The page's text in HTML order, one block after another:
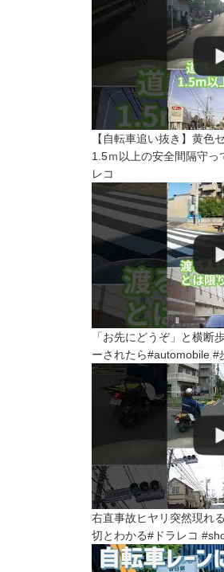
【自転車追い抜き】黄色
1.5ｍ以上の安全間隔守
レコ
「お先にどうぞ」と横断
ーされたら#automobile #
右直事故ヒヤリ突然現れ
切とわかる#ドラレコ